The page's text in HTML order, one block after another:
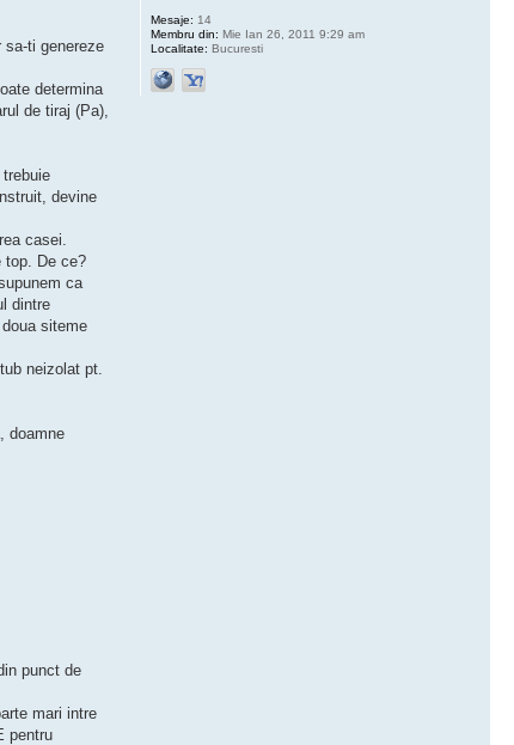
ti genereze
determina
de tiraj (Pa),
devine
casei.
top. De ce?
ca
dintre
siteme
neizolat pt.
doamne
punct de
mari intre
pentru
Mesaje: 14
Membru din: Mie Ian 26, 2011 9:29 am
Localitate: Bucuresti